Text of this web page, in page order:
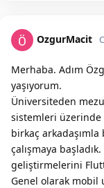
OzgurMacit
Merhaba. Adım
yaşıyorum.
Üniversiteden
sistemleri üzerinde
birkaç
çalışmaya
geliştirmelerini
Genel olarak mobil